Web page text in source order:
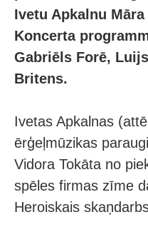
Ivetu Apkalnu
Koncerta
Gabriēls Forē,
Britens.
Ivetas Apkalnas
ērģeļmūzikas
Vidora Tokāta no
spēles firmas zīme
Heroiskais